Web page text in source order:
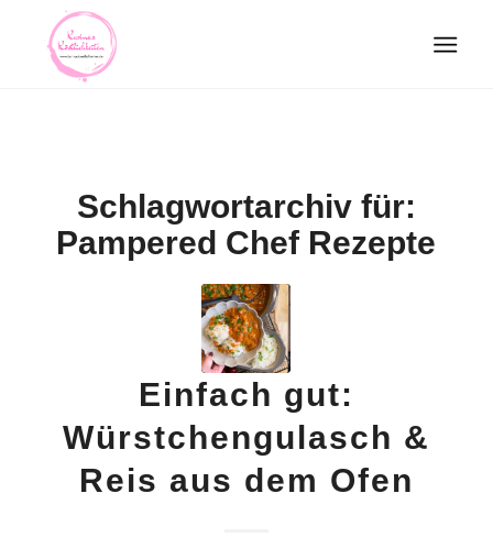
Schlagwortarchiv für:
Pampered Chef Rezepte
Einfach gut:
Würstchengulasch &
Reis aus dem Ofen